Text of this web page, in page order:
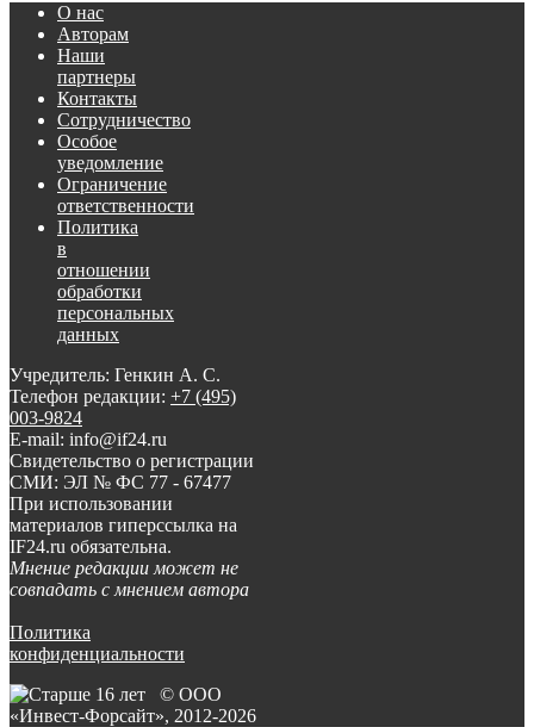
О нас
Авторам
Наши
партнеры
Контакты
Сотрудничество
Особое
уведомление
Ограничение
ответственности
Политика
в
отношении
обработки
персональных
данных
Учредитель: Генкин А. С.
Телефон редакции: +7 (495)
003-9824
E-mail: info@if24.ru
Свидетельство о регистрации
СМИ: ЭЛ № ФС 77 - 67477
При использовании
материалов гиперссылка на
IF24.ru обязательна.
Мнение редакции может не
совпадать с мнением автора
Политика
конфиденциальности
© ООО
«Инвест-Форсайт», 2012-2026